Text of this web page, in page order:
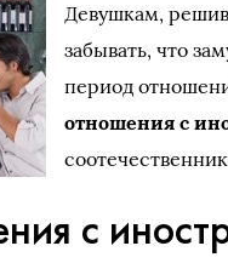
Девушкам,
забывать, что
период
отношения с
с